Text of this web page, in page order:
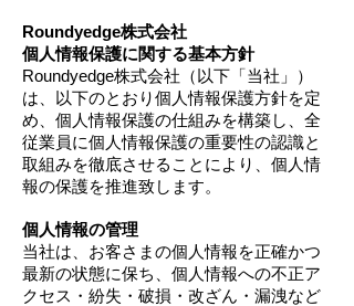
Roundyedge株式会社
個人情報保護に関する基本方針
Roundyedge株式会社（以下「当社」）
は、以下のとおり個人情報保護方針を定
め、個人情報保護の仕組みを構築し、全
従業員に個人情報保護の重要性の認識と
取組みを徹底させることにより、個人情
報の保護を推進致します。
個人情報の管理
当社は、お客さまの個人情報を正確かつ
最新の状態に保ち、個人情報への不正ア
クセス・紛失・破損・改ざん・漏洩など